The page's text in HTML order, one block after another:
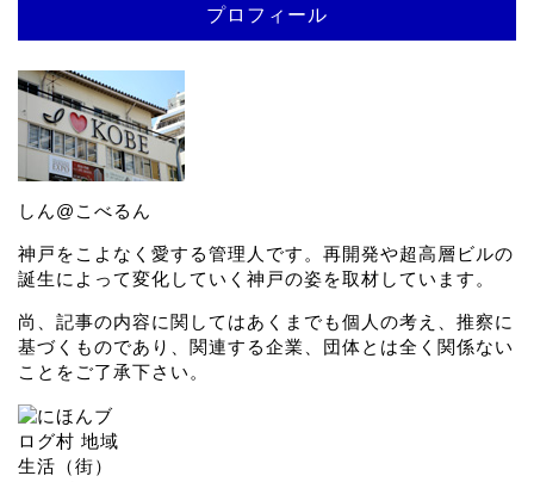
プロフィール
しん@こべるん
神戸をこよなく愛する管理人です。再開発や超高層ビルの
誕生によって変化していく神戸の姿を取材しています。
尚、記事の内容に関してはあくまでも個人の考え、推察に
基づくものであり、関連する企業、団体とは全く関係ない
ことをご了承下さい。